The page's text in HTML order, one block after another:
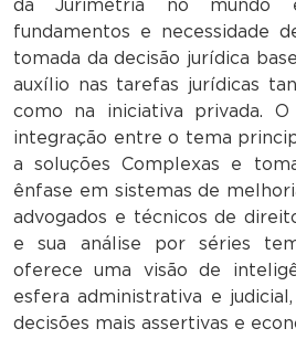
da Jurimetria no mundo
fundamentos e necessidade
tomada da decisão jurídica
auxílio nas tarefas jurídicas
como na iniciativa privada.
integração entre o tema
a soluções Complexas e
ênfase em sistemas de
advogados e técnicos de
e sua análise por séries
oferece uma visão de
esfera administrativa e
decisões mais assertivas e